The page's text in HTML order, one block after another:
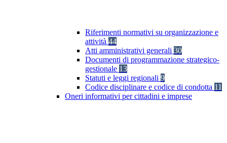
Riferimenti normativi su organizzazione e
attività 44
Atti amministrativi generali 30
Documenti di programmazione strategico-
gestionale 13
Statuti e leggi regionali 9
Codice disciplinare e codice di condotta 11
Oneri informativi per cittadini e imprese